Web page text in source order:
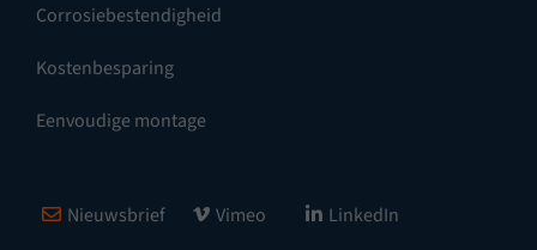
Corrosiebestendigheid
Kostenbesparing
Eenvoudige montage
Nieuwsbrief Vimeo LinkedIn